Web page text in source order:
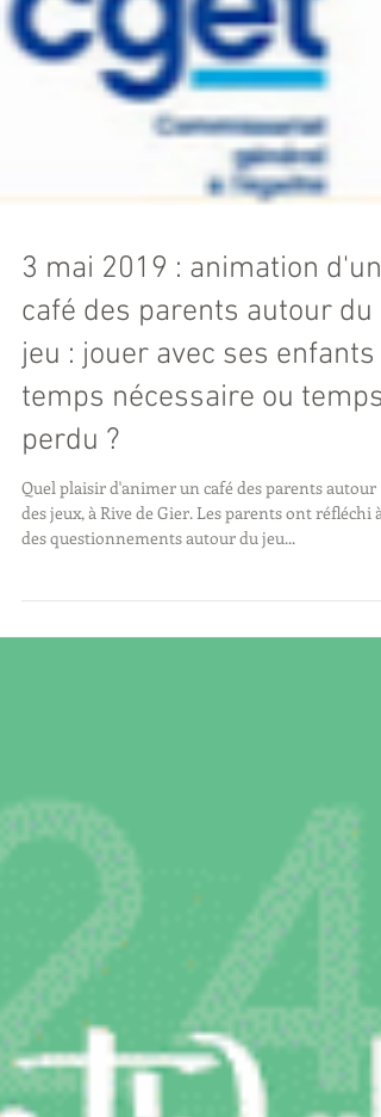
3 mai 2019 : animation d'un
café des parents autour du
jeu : jouer avec ses enfants :
temps nécessaire ou temps
perdu ?
des jeux, à Rive de Gier. Les parents ont réfléchi à